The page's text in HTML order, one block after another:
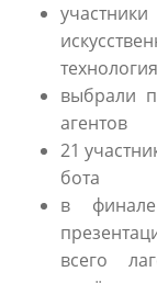
выбрали
агентов
21
бота
в
всего